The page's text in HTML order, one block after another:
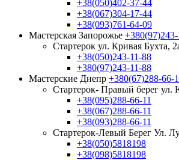
+38(050)402-37-44
+38(067)304-17-44
+38(093)761-64-09
Мастерская Запорожье
Стартерок ул. Кривая Бухта,
+38(050)243-11-88
+380(97)243-11-88
Мастерские Днепр +380(67)288-66-
Стартерок- Правый берег ул.
+38(095)288-66-11
+38(067)288-66-11
+38(093)288-66-11
Стартерок-Левый Берег Ул.
+38(050)5818198
+38(098)5818198